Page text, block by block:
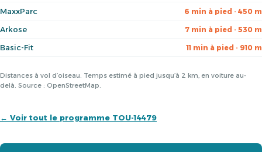
MaxxParc 6 min à pied · 450 m
Arkose 7 min à pied · 530 m
Basic-Fit 11 min à pied · 910 m
Distances à vol d’oiseau. Temps estimé à pied jusqu’à 2 km, en voiture au-
delà. Source : OpenStreetMap.
← Voir tout le programme TOU-14479